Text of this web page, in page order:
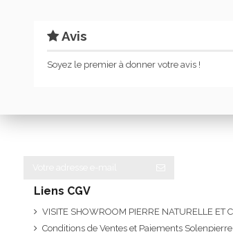
Avis
Soyez le premier à donner votre avis !
Liens CGV
VISITE SHOWROOM PIERRE NATURELLE
Conditions de Ventes et Paiements